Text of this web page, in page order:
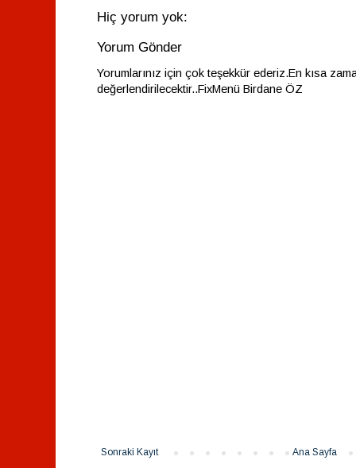
Hiç yorum yok:
Yorum Gönder
Yorumlarınız için çok teşekkür ederiz.En kısa
değerlendirilecektir..FixMenü Birdane ÖZ
Sonraki Kayıt Ana Sayfa